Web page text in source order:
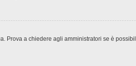
Prova a chiedere agli amministratori se è